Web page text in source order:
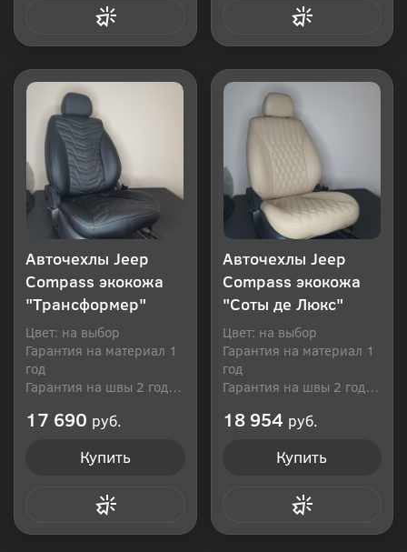
Авточехлы Jeep
Compass экокожа
"Трансформер"
Цвет: на выбор
Гарантия на материал 1
год
Гарантия на швы 2 года
17 690 руб.
Купить
Авточехлы Jeep
Compass экокожа
"Соты де Люкс"
Цвет: на выбор
Гарантия на материал 1
год
Гарантия на швы 2 года
18 954 руб.
Купить